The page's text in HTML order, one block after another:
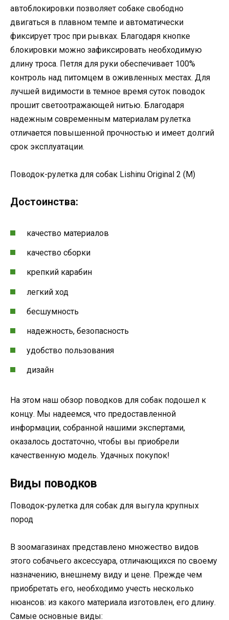
автоблокировки позволяет собаке свободно
двигаться в плавном темпе и автоматически
фиксирует трос при рывках. Благодаря кнопке
блокировки можно зафиксировать необходимую
длину троса. Петля для руки обеспечивает 100%
контроль над питомцем в оживленных местах. Для
лучшей видимости в темное время суток поводок
прошит светоотражающей нитью. Благодаря
надежным современным материалам рулетка
отличается повышенной прочностью и имеет долгий
срок эксплуатации.
Поводок-рулетка для собак Lishinu Original 2 (M)
Достоинства:
качество материалов
качество сборки
крепкий карабин
легкий ход
бесшумность
надежность, безопасность
удобство пользования
дизайн
На этом наш обзор поводков для собак подошел к
концу. Мы надеемся, что предоставленной
информации, собранной нашими экспертами,
оказалось достаточно, чтобы вы приобрели
качественную модель. Удачных покупок!
Виды поводков
Поводок-рулетка для собак для выгула крупных
пород
В зоомагазинах представлено множество видов
этого собачьего аксессуара, отличающихся по своему
назначению, внешнему виду и цене. Прежде чем
приобретать его, необходимо учесть несколько
нюансов: из какого материала изготовлен, его длину.
Самые основные виды: